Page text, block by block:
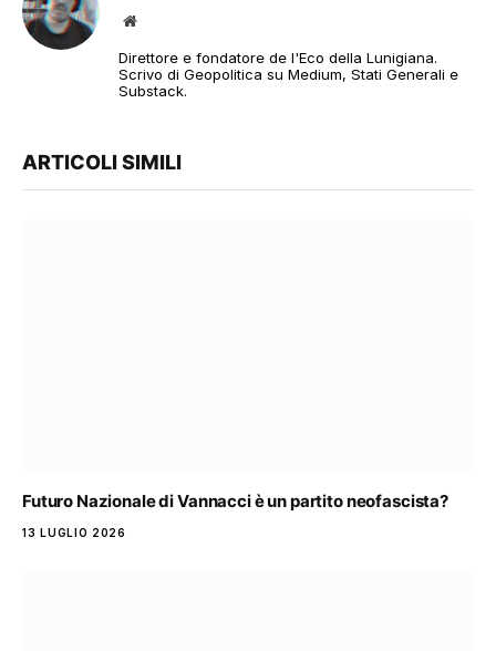
Sito
Direttore e fondatore de l'Eco della Lunigiana.
Scrivo di Geopolitica su Medium, Stati Generali e
Substack.
ARTICOLI SIMILI
Futuro Nazionale di Vannacci è un partito neofascista?
13 LUGLIO 2026